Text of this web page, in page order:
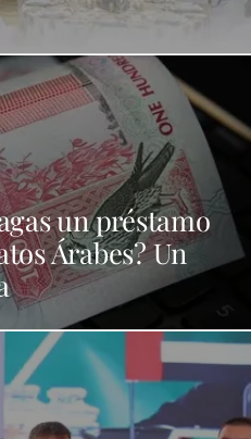
un préstamo
Árabes? Un